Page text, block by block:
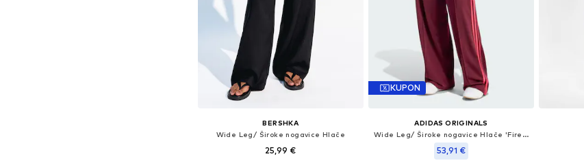
BERSHKA
Wide Leg/ Široke nogavice Hlače
25,99 €
KUPON
ADIDAS ORIGINALS
Wide Leg/ Široke nogavice Hlače 'Firebird'
53,91 €